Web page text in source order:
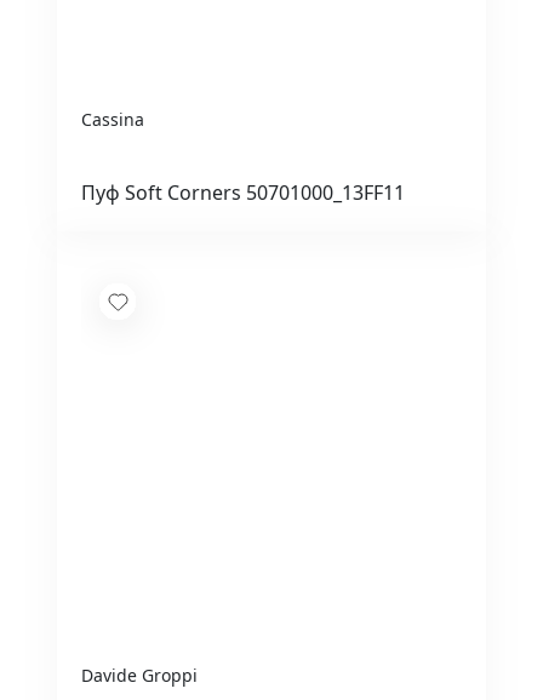
Cassina
Пуф Soft Corners 50701000_13FF11
Davide Groppi